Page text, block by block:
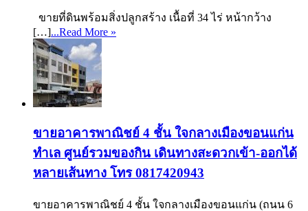
ขายที่ดินพร้อมสิ่งปลูกสร้าง เนื้อที่ 34 ไร่ หน้ากว้าง
[…]...Read More »
ขายอาคารพาณิชย์ 4 ชั้น ใจกลางเมืองขอนแก่น
ทำเล ศูนย์รวมของกิน เดินทางสะดวกเข้า-ออกได้
หลายเส้นทาง โทร 0817420943
ขายอาคารพาณิชย์ 4 ชั้น ใจกลางเมืองขอนแก่น (ถนน 6